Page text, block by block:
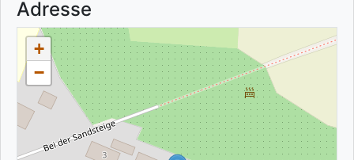
Adresse
+
−